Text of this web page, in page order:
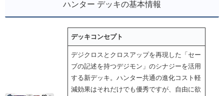
ハンター デッキの基本情報
デッキコンセプト
デジクロスとクロスアップを再現した「セー
ブの記述を持つデジモン」のシナジーを活用
する新デッキ。ハンター共通の進化コスト軽
減効果はそれだけでも優秀ですが、自由に欲